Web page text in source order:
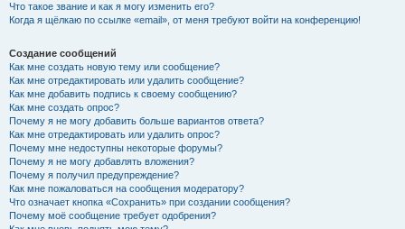
Что такое звание и как я могу изменить его?
Когда я щёлкаю по ссылке «email», от меня требуют войти на конференцию!
Создание сообщений
Как мне создать новую тему или сообщение?
Как мне отредактировать или удалить сообщение?
Как мне добавить подпись к своему сообщению?
Как мне создать опрос?
Почему я не могу добавить больше вариантов ответа?
Как мне отредактировать или удалить опрос?
Почему мне недоступны некоторые форумы?
Почему я не могу добавлять вложения?
Почему я получил предупреждение?
Как мне пожаловаться на сообщения модератору?
Что означает кнопка «Сохранить» при создании сообщения?
Почему моё сообщение требует одобрения?